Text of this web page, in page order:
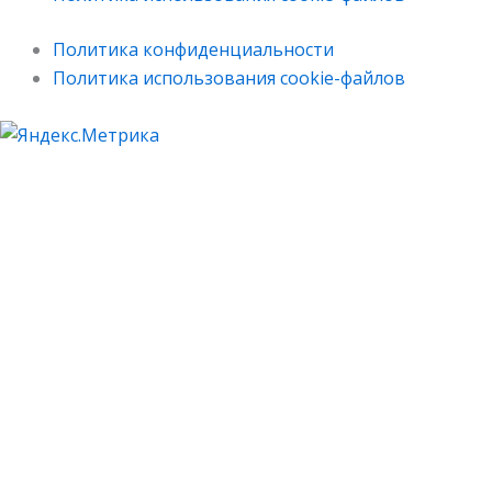
Политика конфиденциальности
Политика использования cookie-файлов